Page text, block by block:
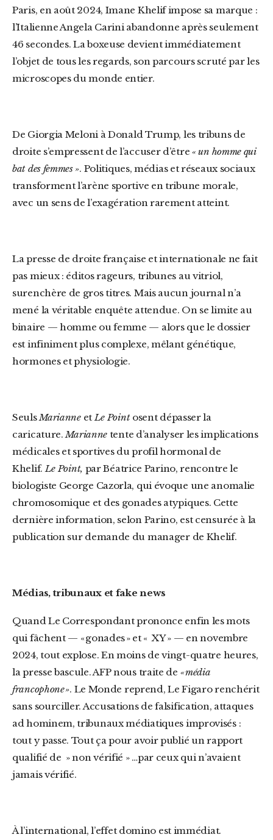
Paris, en août 2024, Imane Khelif impose sa marque :
l’Italienne Angela Carini abandonne après seulement
46 secondes. La boxeuse devient immédiatement
l’objet de tous les regards, son parcours scruté par les
microscopes du monde entier.
De Giorgia Meloni à Donald Trump, les tribuns de
droite s’empressent de l’accuser d’être « un homme qui
bat des femmes ». Politiques, médias et réseaux sociaux
transforment l’arène sportive en tribune morale,
avec un sens de l’exagération rarement atteint.
La presse de droite française et internationale ne fait
pas mieux : éditos rageurs, tribunes au vitriol,
surenchère de gros titres. Mais aucun journal n’a
mené la véritable enquête attendue. On se limite au
binaire — homme ou femme — alors que le dossier
est infiniment plus complexe, mêlant génétique,
hormones et physiologie.
SeulsMarianneetLe Pointosent dépasser la
caricature.Marianne tente d’analyser les implications
médicales et sportives du profil hormonal de
Khelif.Le Point, par Béatrice Parino, rencontre le
biologiste George Cazorla, qui évoque une anomalie
chromosomique et des gonades atypiques. Cette
dernière information, selon Parino, est censurée à la
publication sur demande du manager de Khelif.
Médias, tribunaux et fake news
Quand Le Correspondant prononce enfin les mots
qui fâchent — « gonades » et « XY » — en novembre
2024, tout explose. En moins de vingt-quatre heures,
la presse bascule. AFP nous traite de « média
francophone ». Le Monde reprend, Le Figaro renchérit
sans sourciller. Accusations de falsification, attaques
ad hominem, tribunaux médiatiques improvisés :
tout y passe. Tout ça pour avoir publié un rapport
qualifié de » non vérifié » …par ceux qui n’avaient
jamais vérifié.
À l’international, l’effet domino est immédiat.